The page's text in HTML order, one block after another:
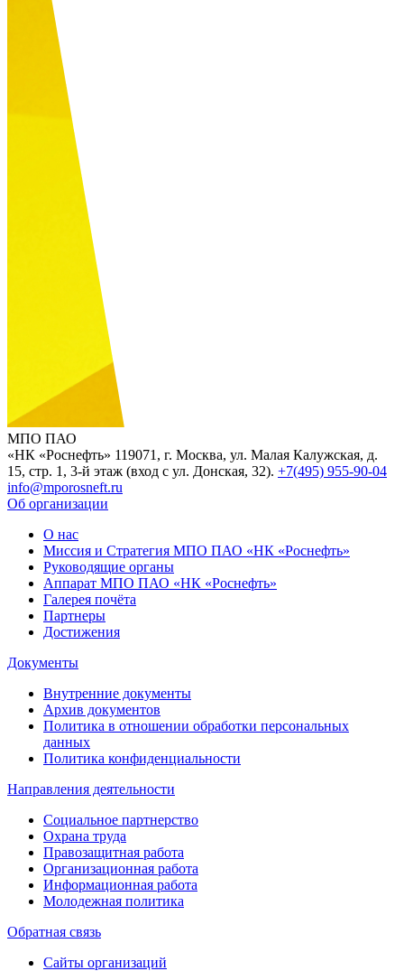
МПО ПАО
«НК «Роснефть» 119071, г. Москва, ул. Малая Калужская, д.
15, стр. 1, 3-й этаж (вход с ул. Донская, 32). +7(495) 955-90-04
info@mporosneft.ru
Об организации
О нас
Миссия и Стратегия МПО ПАО «НК «Роснефть»
Руководящие органы
Аппарат МПО ПАО «НК «Роснефть»
Галерея почёта
Партнеры
Достижения
Документы
Внутренние документы
Архив документов
Политика в отношении обработки персональных
данных
Политика конфиденциальности
Направления деятельности
Социальное партнерство
Охрана труда
Правозащитная работа
Организационная работа
Информационная работа
Молодежная политика
Обратная связь
Сайты организаций